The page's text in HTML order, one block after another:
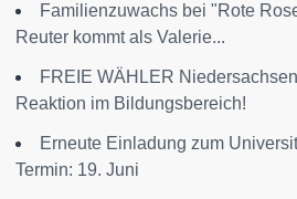
Familienzuwachs bei "Rote
Reuter kommt als Valerie...
FREIE WÄHLER
Reaktion im Bildungsbereich!
Erneute Einladung zum
Termin: 19. Juni